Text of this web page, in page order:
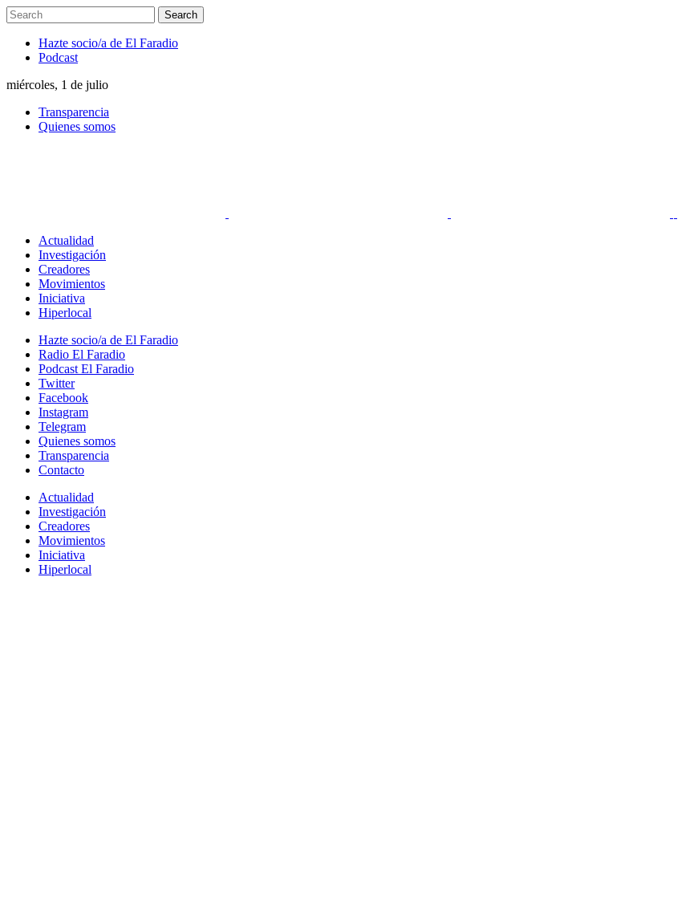
Hazte socio/a de El Faradio
Podcast
miércoles, 1 de julio
Transparencia
Quienes somos
Actualidad
Investigación
Creadores
Movimientos
Iniciativa
Hiperlocal
Hazte socio/a de El Faradio
Radio El Faradio
Podcast El Faradio
Twitter
Facebook
Instagram
Telegram
Quienes somos
Transparencia
Contacto
Actualidad
Investigación
Creadores
Movimientos
Iniciativa
Hiperlocal